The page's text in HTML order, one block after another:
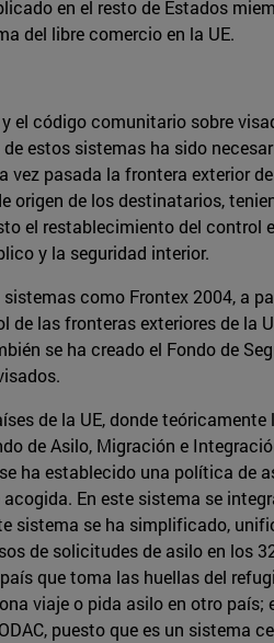
en el resto de Estados
del libre comercio en la UE.
el código comunitario sobre
estos sistemas ha sido
pasada la frontera exterior
origen de los destinatarios,
el restablecimiento del control
y la seguridad interior.
como Frontex 2004, a
las fronteras exteriores de la
se ha creado el Fondo de
de la UE, donde teóricamente
de Asilo, Migración e
ha establecido una política de
En este sistema se
sistema se ha simplificado,
de solicitudes de asilo en los
que toma las huellas del
viaje o pida asilo en otro país;
puesto que es un sistema